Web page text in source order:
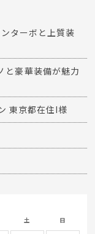
ターボと上質装
と豪華装備が魅力
東京都在住I様
土 日